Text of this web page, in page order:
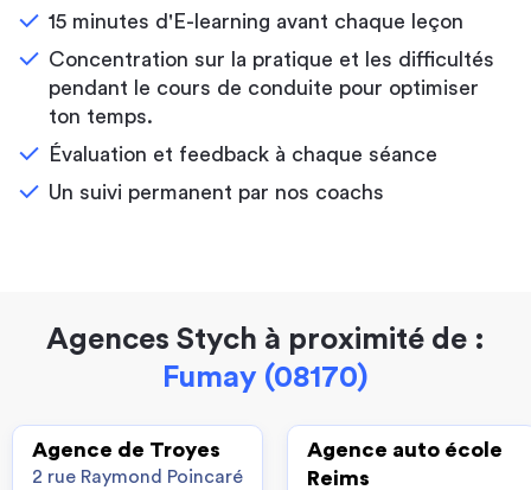
15 minutes d'E-learning avant chaque leçon
Concentration sur la pratique et les difficultés
pendant le cours de conduite pour optimiser
ton temps.
Évaluation et feedback à chaque séance
Un suivi permanent par nos coachs
Agences Stych à proximité de :
Fumay (08170)
Agence de Troyes
2 rue Raymond Poincaré
Agence auto école
Reims